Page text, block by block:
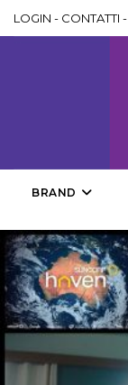
LOGIN - CONTATTI -
BRAND